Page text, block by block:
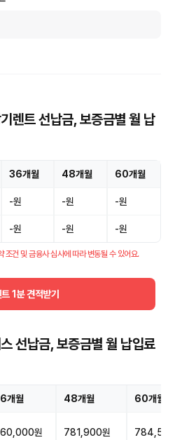
렌트 선납금, 보증금별 월 납
36개월 48개월 60개월
-원 -원 -원
-원 -원 -원
조건 및 금융사 심사에 따라 변동될 수 있어요.
1분 견적받기
선납금, 보증금별 월 납입료
개월 48개월 60개월
원 781,900원